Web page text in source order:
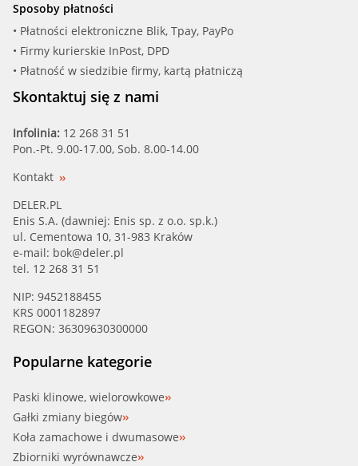
Sposoby płatności
• Płatności elektroniczne Blik, Tpay, PayPo
• Firmy kurierskie InPost, DPD
• Płatność w siedzibie firmy, kartą płatniczą
Skontaktuj się z nami
Infolinia: 12 268 31 51
Pon.-Pt. 9.00-17.00, Sob. 8.00-14.00
Kontakt
DELER.PL
Enis S.A. (dawniej: Enis sp. z o.o. sp.k.)
ul. Cementowa 10, 31-983 Kraków
e-mail: bok@deler.pl
tel. 12 268 31 51
NIP: 9452188455
KRS 0001182897
REGON: 36309630300000
Popularne kategorie
Paski klinowe, wielorowkowe
Gałki zmiany biegów
Koła zamachowe i dwumasowe
Zbiorniki wyrównawcze